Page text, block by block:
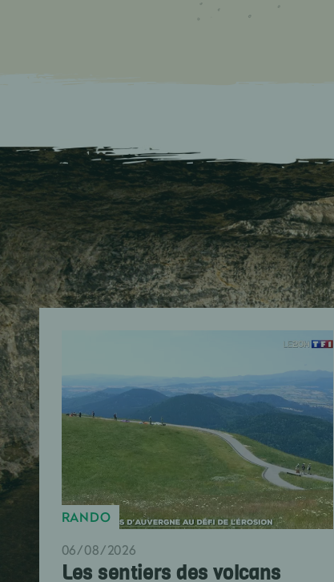
RANDO
06/08/2026
Les sentiers des volcans